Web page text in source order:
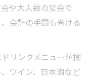
や大人数の宴会で
会計の手間も省ける
リンクメニューが揃
ワイン、日本酒など